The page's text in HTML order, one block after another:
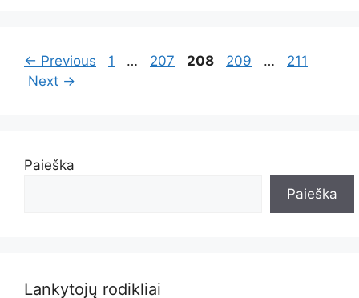
← Previous Page
1 … Page
207 Page
208 Page
209 … Page
211
Next →
Paieška
Paieška
Lankytojų rodikliai